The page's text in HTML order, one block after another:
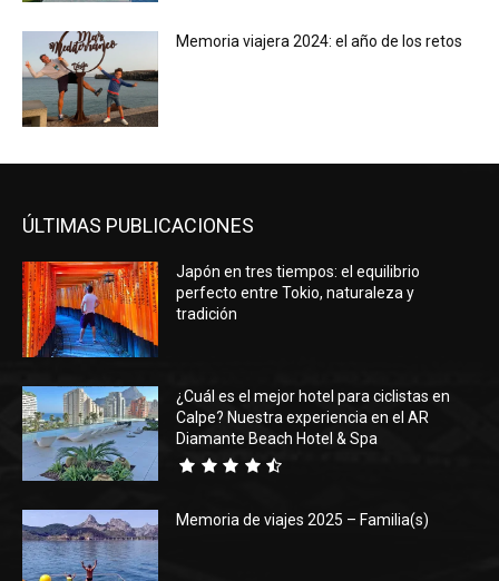
Memoria viajera 2024: el año de los retos
ÚLTIMAS PUBLICACIONES
Japón en tres tiempos: el equilibrio
perfecto entre Tokio, naturaleza y
tradición
¿Cuál es el mejor hotel para ciclistas en
Calpe? Nuestra experiencia en el AR
Diamante Beach Hotel & Spa
Memoria de viajes 2025 – Familia(s)